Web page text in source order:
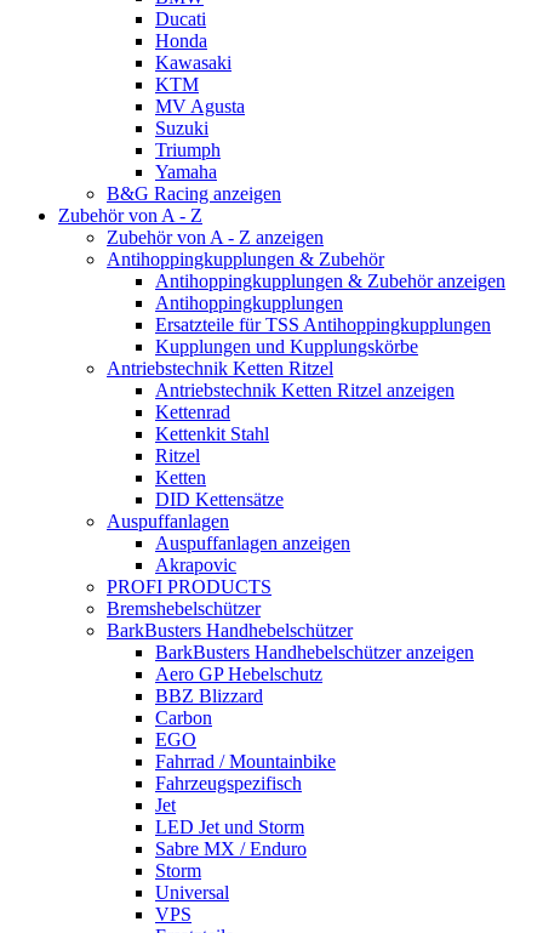
Ducati
Honda
Kawasaki
KTM
MV Agusta
Suzuki
Triumph
Yamaha
B&G Racing anzeigen
Zubehör von A - Z
Zubehör von A - Z anzeigen
Antihoppingkupplungen & Zubehör
Antihoppingkupplungen & Zubehör anzeigen
Antihoppingkupplungen
Ersatzteile für TSS Antihoppingkupplungen
Kupplungen und Kupplungskörbe
Antriebstechnik Ketten Ritzel
Antriebstechnik Ketten Ritzel anzeigen
Kettenrad
Kettenkit Stahl
Ritzel
Ketten
DID Kettensätze
Auspuffanlagen
Auspuffanlagen anzeigen
Akrapovic
PROFI PRODUCTS
Bremshebelschützer
BarkBusters Handhebelschützer
BarkBusters Handhebelschützer anzeigen
Aero GP Hebelschutz
BBZ Blizzard
Carbon
EGO
Fahrrad / Mountainbike
Fahrzeugspezifisch
Jet
LED Jet und Storm
Sabre MX / Enduro
Storm
Universal
VPS